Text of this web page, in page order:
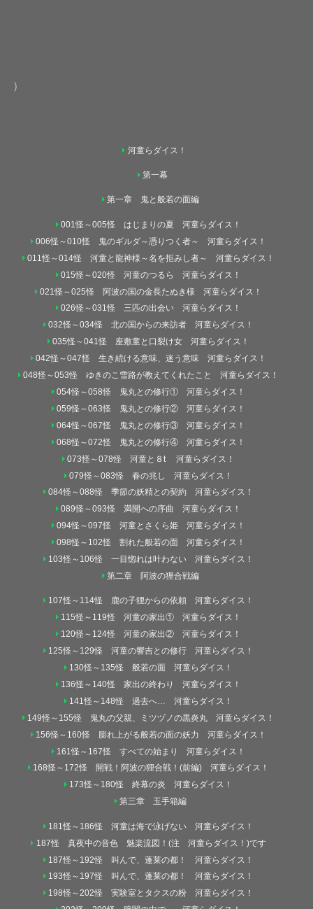
）
河童らダイス！
第一幕
第一章 鬼と般若の面編
001怪～005怪 はじまりの夏 河童らダイス！
006怪～010怪 鬼のギルダ～憑りつく者～ 河童らダイス！
011怪～014怪 河童と龍神様～名を拒みし者～ 河童らダイス！
015怪～020怪 河童のつるら 河童らダイス！
021怪～025怪 阿波の国の金長たぬき様 河童らダイス！
026怪～031怪 三匹の出会い 河童らダイス！
032怪～034怪 北の国からの来訪者 河童らダイス！
035怪～041怪 座敷童と口裂け女 河童らダイス！
042怪～047怪 生き続ける意味、迷う意味 河童らダイス！
048怪～053怪 ゆきのこ雪路が教えてくれたこと 河童らダイス！
054怪～058怪 鬼丸との修行① 河童らダイス！
059怪～063怪 鬼丸との修行② 河童らダイス！
064怪～067怪 鬼丸との修行③ 河童らダイス！
068怪～072怪 鬼丸との修行④ 河童らダイス！
073怪～078怪 河童と８t 河童らダイス！
079怪～083怪 春の兆し 河童らダイス！
084怪～088怪 季節の妖精との契約 河童らダイス！
089怪～093怪 満開への序曲 河童らダイス！
094怪～097怪 河童とさくら姫 河童らダイス！
098怪～102怪 割れた般若の面 河童らダイス！
103怪～106怪 一目惚れは叶わない 河童らダイス！
第二章 阿波の狸合戦編
107怪～114怪 鹿の子狸からの依頼 河童らダイス！
115怪～119怪 河童の家出① 河童らダイス！
120怪～124怪 河童の家出② 河童らダイス！
125怪～129怪 河童の響吉との修行 河童らダイス！
130怪～135怪 般若の面 河童らダイス！
136怪～140怪 家出の終わり 河童らダイス！
141怪～148怪 過去へ… 河童らダイス！
149怪～155怪 鬼丸の父親、ミツヅノの黒炎丸 河童らダイス！
156怪～160怪 膨れ上がる般若の面の妖力 河童らダイス！
161怪～167怪 すべての始まり 河童らダイス！
168怪～172怪 開戦！阿波の狸合戦！(前編) 河童らダイス！
173怪～180怪 終幕の炎 河童らダイス！
第三章 玉手箱編
181怪～186怪 河童は海で泳げない 河童らダイス！
187怪 真夜中の音色 魅楽流図！(注 河童らダイス！)です
187怪～192怪 叫んで、蓬莱の都！ 河童らダイス！
193怪～197怪 叫んで、蓬莱の都！ 河童らダイス！
198怪～202怪 実験室とタクスの粉 河童らダイス！